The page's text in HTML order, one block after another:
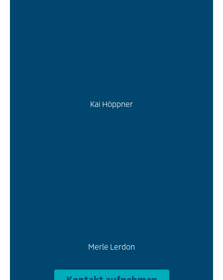
Kai Höppner
Merle Lerdon